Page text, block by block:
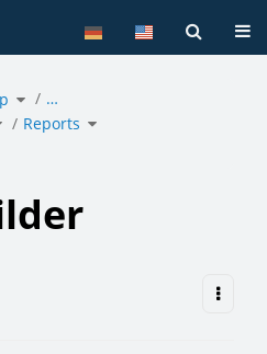
Toggle
the
hierarchy
tree
under
acmp
Online
Help.
…
Reports Toggle
the
hierarchy
tree